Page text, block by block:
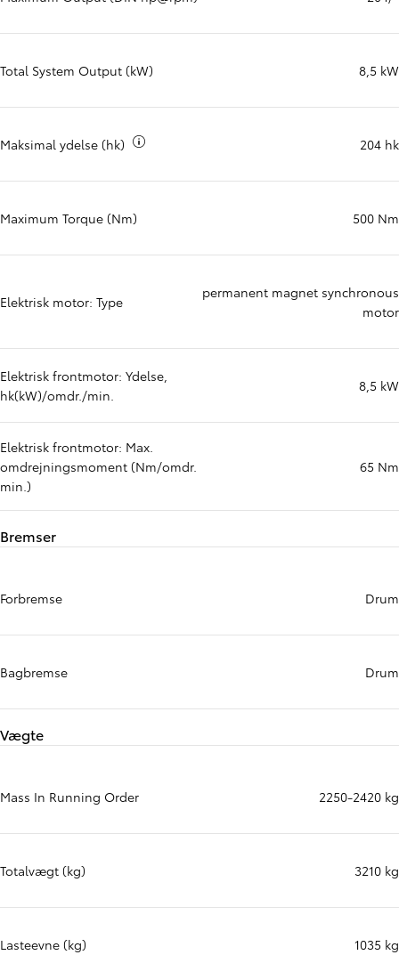
Total System Output (kW) 8,5 kW
Maksimal ydelse (hk) 204 hk
Maximum Torque (Nm) 500 Nm
Elektrisk motor: Type
permanent magnet synchronous
motor
Elektrisk frontmotor: Ydelse,
hk(kW)/omdr./min.
8,5 kW
Elektrisk frontmotor: Max.
omdrejningsmoment (Nm/omdr.
min.)
65 Nm
Bremser
Forbremse Drum
Bagbremse Drum
Vægte
Mass In Running Order 2250-2420 kg
Totalvægt (kg) 3210 kg
Lasteevne (kg) 1035 kg